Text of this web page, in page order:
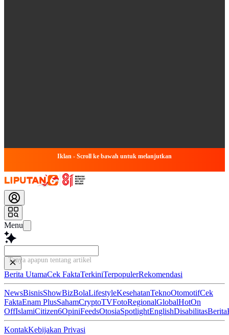
Iklan - Scroll ke bawah untuk melanjutkan
Menu
Tanya apapun tentang artikel ini...
Berita UtamaCek FaktaTerkiniTerpopulerRekomendasi
NewsBisnisShowBizBolaLifestyleKesehatanTeknoOtomotifCek
FaktaEnam PlusSahamCryptoTVFotoRegionalGlobalHotOn
OffIslamiCitizen6OpiniFeedsOtosiaSpotlightEnglishDisabilitasBerita
KontakKebijakan Privasi